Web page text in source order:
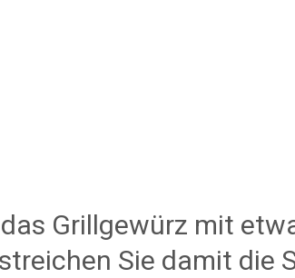
Grillgewürz mit
Sie damit die